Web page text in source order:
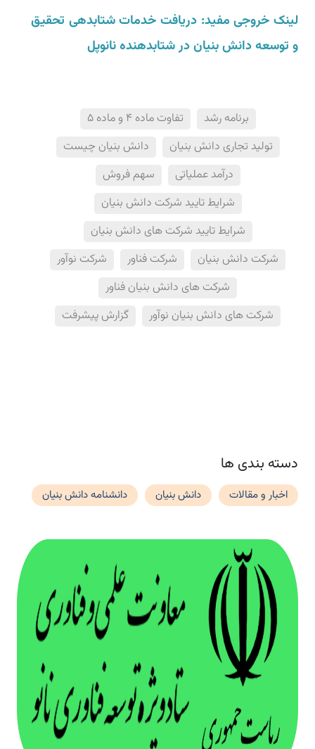
لینک خروجی مفید: دریافت خدمات شتابدهی تحقیق
و توسعه دانش بنیان در شتابدهنده نانوپل
برنامه رشد
تفاوت ماده 4 و ماده 5
تولید تجاری دانش بنیان
دانش بنیان چیست
درآمد عملیاتی
سهم فروش
شرایط تایید شرکت دانش بنیان
شرایط تایید شرکت های دانش بنیان
شرکت دانش بنیان
شرکت فناور
شرکت نوآور
شرکت های دانش بنیان فناور
شرکت های دانش بنیان نوآور
گزارش پیشرفت
دسته بندی ها
اخبار و مقالات دانش بنیان دانشنامه دانش بنیان